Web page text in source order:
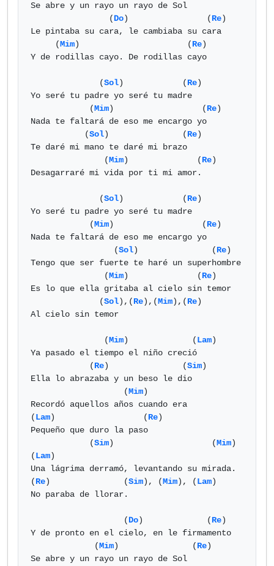
Se abre y un rayo un rayo de Sol
                (
Do)                (Re)
Le pintaba su cara, le cambiaba su cara
     (
Mim)                      (Re)
Y de rodillas cayo. De rodillas cayo
              (
Sol)            (Re)
Yo seré tu padre yo seré tu madre
            (
Mim)                  (Re)
Nada te faltará de eso me encargo yo
           (
Sol)               (Re)
Te daré mi mano te daré mi brazo
               (
Mim)              (Re)
Desagarraré mi vida por ti mi amor.
              (
Sol)            (Re)
Yo seré tu padre yo seré tu madre
            (
Mim)                  (Re)
Nada te faltará de eso me encargo yo
                 (
Sol)               (Re)
Tengo que ser fuerte te haré un superhombre
               (
Mim)              (Re)
Es lo que ella gritaba al cielo sin temor
              (
Sol),(Re),(Mim),(Re)
Al cielo sin temor
               (
Mim)             (Lam)
Ya pasado el tiempo el niño creció
            (
Re)               (Sim)
Ella lo abrazaba y un beso le dio
                   (
Mim)
Recordó aquellos años cuando era
(Lam)                  (Re)
Pequeño que duro la paso
            (
Sim)                    (Mim)
(Lam)
Una lágrima derramó, levantando su mirada.
(Re)               (Sim), (Mim), (Lam)
No paraba de llorar.
                   (
Do)             (Re)
Y de pronto en el cielo, en le firmamento
             (
Mim)               (Re)
Se abre y un rayo un rayo de Sol